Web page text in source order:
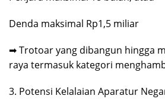
Denda maksimal Rp1,5 miliar
➡ Trotoar yang dibangun hingga
raya termasuk kategori
3. Potensi Kelalaian Aparatur